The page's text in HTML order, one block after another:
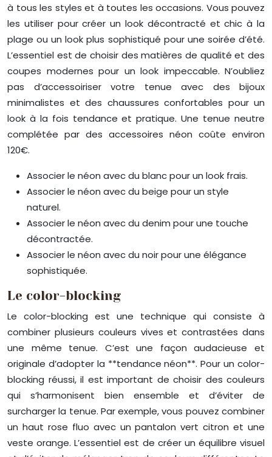
à tous les styles et à toutes les occasions. Vous pouvez
les utiliser pour créer un look décontracté et chic à la
plage ou un look plus sophistiqué pour une soirée d’été.
L’essentiel est de choisir des matières de qualité et des
coupes modernes pour un look impeccable. N’oubliez
pas d’accessoiriser votre tenue avec des bijoux
minimalistes et des chaussures confortables pour un
look à la fois tendance et pratique. Une tenue neutre
complétée par des accessoires néon coûte environ
120€.
Associer le néon avec du blanc pour un look frais.
Associer le néon avec du beige pour un style
naturel.
Associer le néon avec du denim pour une touche
décontractée.
Associer le néon avec du noir pour une élégance
sophistiquée.
Le color-blocking
Le color-blocking est une technique qui consiste à
combiner plusieurs couleurs vives et contrastées dans
une même tenue. C’est une façon audacieuse et
originale d’adopter la **tendance néon**. Pour un color-
blocking réussi, il est important de choisir des couleurs
qui s’harmonisent bien ensemble et d’éviter de
surcharger la tenue. Par exemple, vous pouvez combiner
un haut rose fluo avec un pantalon vert citron et une
veste orange. L’essentiel est de créer un équilibre visuel